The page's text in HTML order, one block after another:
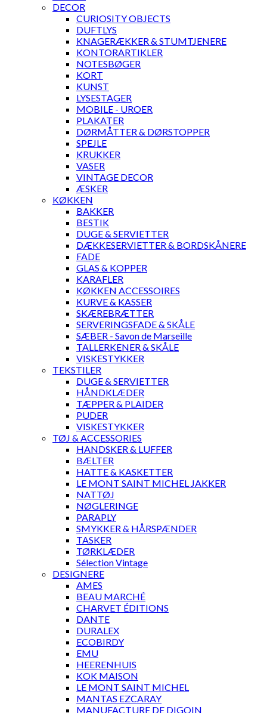
DECOR
CURIOSITY OBJECTS
DUFTLYS
KNAGERÆKKER & STUMTJENERE
KONTORARTIKLER
NOTESBØGER
KORT
KUNST
LYSESTAGER
MOBILE - UROER
PLAKATER
DØRMÅTTER & DØRSTOPPER
SPEJLE
KRUKKER
VASER
VINTAGE DECOR
ÆSKER
KØKKEN
BAKKER
BESTIK
DUGE & SERVIETTER
DÆKKESERVIETTER & BORDSKÅNERE
FADE
GLAS & KOPPER
KARAFLER
KØKKEN ACCESSOIRES
KURVE & KASSER
SKÆREBRÆTTER
SERVERINGSFADE & SKÅLE
SÆBER - Savon de Marseille
TALLERKENER & SKÅLE
VISKESTYKKER
TEKSTILER
DUGE & SERVIETTER
HÅNDKLÆDER
TÆPPER & PLAIDER
PUDER
VISKESTYKKER
TØJ & ACCESSORIES
HANDSKER & LUFFER
BÆLTER
HATTE & KASKETTER
LE MONT SAINT MICHEL JAKKER
NATTØJ
NØGLERINGE
PARAPLY
SMYKKER & HÅRSPÆNDER
TASKER
TØRKLÆDER
Sélection Vintage
DESIGNERE
AMES
BEAU MARCHÉ
CHARVET ÉDITIONS
DANTE
DURALEX
ECOBIRDY
EMU
HEERENHUIS
KOK MAISON
LE MONT SAINT MICHEL
MANTAS EZCARAY
MANUFACTURE DE DIGOIN